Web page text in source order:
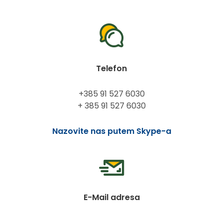
Telefon
+385 91 527 6030
+ 385 91 527 6030
Nazovite nas putem Skype-a
E-Mail adresa